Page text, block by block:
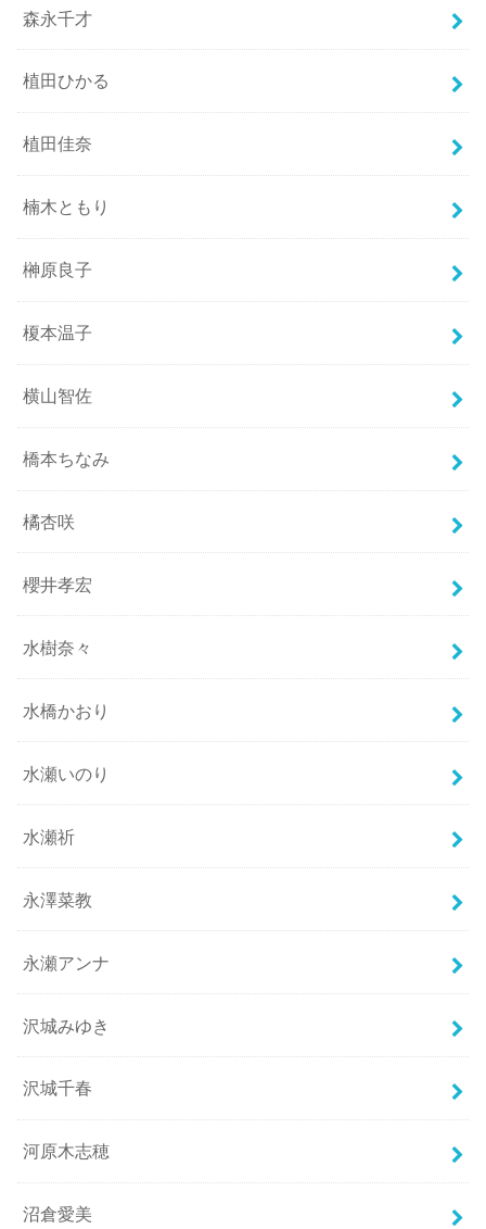
森永千才
植田ひかる
植田佳奈
楠木ともり
榊原良子
榎本温子
横山智佐
橋本ちなみ
橘杏咲
櫻井孝宏
水樹奈々
水橋かおり
水瀬いのり
水瀬祈
永澤菜教
永瀬アンナ
沢城みゆき
沢城千春
河原木志穂
沼倉愛美